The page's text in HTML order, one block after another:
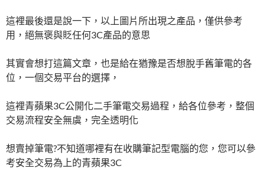
這裡最後還是說一下，以上圖片所出現之產品，僅供參考
用，絕無褒與貶任何3C產品的意思
其實會想打這篇文章，也是給在猶豫是否想脫手舊筆電的各
位，一個交易平台的選擇，
這裡青蘋果3C公開化二手筆電交易過程，給各位參考，整個
交易流程安全無虞，完全透明化
想賣掉筆電?不知道哪裡有在收購筆記型電腦的您，您可以參
考安全交易為上的青蘋果3C